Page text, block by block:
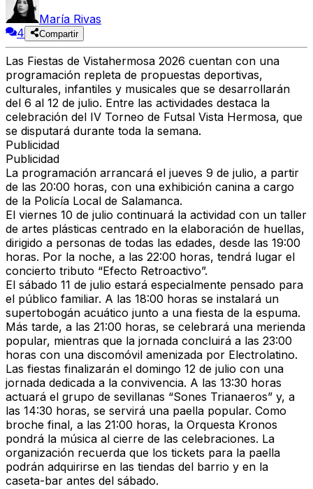
María Rivas
4
Compartir
Las Fiestas de Vistahermosa 2026 cuentan con una
programación repleta de propuestas deportivas,
culturales, infantiles y musicales que se desarrollarán
del 6 al 12 de julio. Entre las actividades destaca la
celebración del IV Torneo de Futsal Vista Hermosa, que
se disputará durante toda la semana.
Publicidad
Publicidad
La programación arrancará el jueves 9 de julio, a partir
de las 20:00 horas, con una exhibición canina a cargo
de la Policía Local de Salamanca.
El viernes 10 de julio continuará la actividad con un taller
de artes plásticas centrado en la elaboración de huellas,
dirigido a personas de todas las edades, desde las 19:00
horas. Por la noche, a las 22:00 horas, tendrá lugar el
concierto tributo “Efecto Retroactivo”.
El sábado 11 de julio estará especialmente pensado para
el público familiar. A las 18:00 horas se instalará un
supertobogán acuático junto a una fiesta de la espuma.
Más tarde, a las 21:00 horas, se celebrará una merienda
popular, mientras que la jornada concluirá a las 23:00
horas con una discomóvil amenizada por Electrolatino.
Las fiestas finalizarán el domingo 12 de julio con una
jornada dedicada a la convivencia. A las 13:30 horas
actuará el grupo de sevillanas “Sones Trianaeros” y, a
las 14:30 horas, se servirá una paella popular. Como
broche final, a las 21:00 horas, la Orquesta Kronos
pondrá la música al cierre de las celebraciones. La
organización recuerda que los tickets para la paella
podrán adquirirse en las tiendas del barrio y en la
caseta-bar antes del sábado.